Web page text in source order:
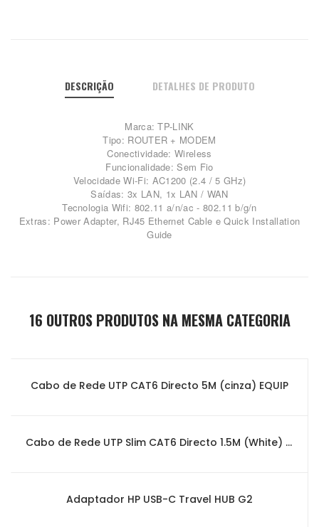
DESCRIÇÃO DETALHES DE PRODUTO
Marca: TP-LINK
Tipo: ROUTER + MODEM
Conectividade: Wireless
Funcionalidade: Sem Fio
Velocidade Wi-Fi: AC1200 (2.4 / 5 GHz)
Saídas: 3x LAN, 1x LAN / WAN
Tecnologia Wifi: 802.11 a/n/ac - 802.11 b/g/n
Extras: Power Adapter, RJ45 Ethernet Cable e Quick Installation
Guide
16 OUTROS PRODUTOS NA MESMA CATEGORIA
Cabo de Rede UTP CAT6 Directo 5M (cinza) EQUIP
Cabo de Rede UTP Slim CAT6 Directo 1.5M (White) EWENT
Adaptador HP USB-C Travel HUB G2